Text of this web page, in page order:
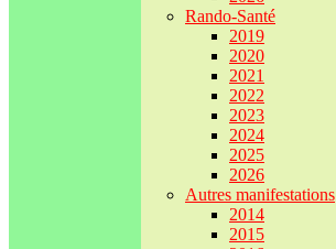
Rando-Santé
2019
2020
2021
2022
2023
2024
2025
2026
Autres manifestations
2014
2015